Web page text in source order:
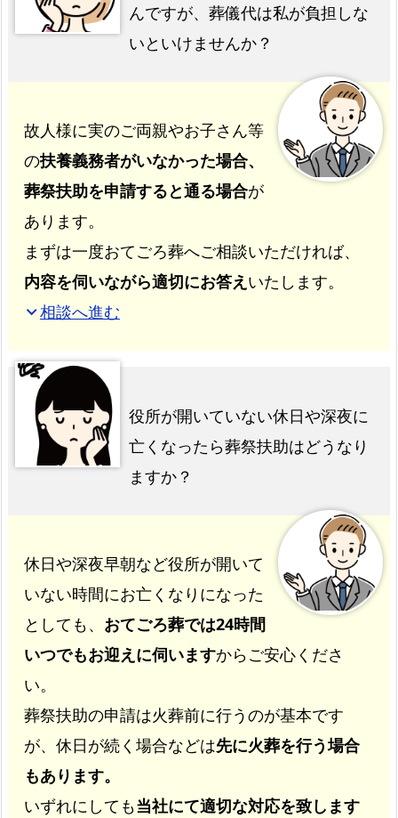
んですが、葬儀代は私が負担しな
いといけませんか？
故人様に実のご両親やお子さん等
の扶養義務者がいなかった場合、
葬祭扶助を申請すると通る場合が
あります。
まずは一度おてごろ葬へご相談いただければ、
内容を伺いながら適切にお答え いたします。
expand_more相談へ進む
役所が開いていない休日や深夜に
亡くなったら葬祭扶助はどうなり
ますか？
休日や深夜早朝など役所が開いて
いない時間にお亡くなりになった
としても、 おてごろ葬では24時間
いつでもお迎えに伺いますからご安心くださ
い。
葬祭扶助の申請は火葬前に行うのが基本です
が、休日が続く場合などは先に火葬を行う場合
もあります。
いずれにしても当社にて適切な対応を致します